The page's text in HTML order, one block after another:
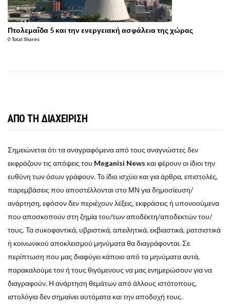
Πτολεμαΐδα 5 και την ενεργειακή ασφάλεια της χώρας
0 Total Shares
ΑΠΟ ΤΗ ΔΙΑΧΕΙΡΙΣΗ
Σημειώνεται ότι τα αναγραφόμενα από τους αναγνώστες δεν
εκφράζουν τις απόψεις του Meganisi News και φέρουν οι ίδιοι την
ευθύνη των όσων γράφουν. Το ίδιο ισχύει και για άρθρα, επιστολές,
παρεμβάσεις που αποστέλλονται στο ΜΝ για δημοσίευση/
ανάρτηση, εφόσον δεν περιέχουν λέξεις, εκφράσεις ή υπονοούμενα
που αποσκοπούν στη ζημία του/των αποδέκτη/αποδεκτών του/
τους. Τα συκοφαντικά, υβριστικά, απειλητικά, εκβιαστικά, ρατσιστικά
ή κοινωνικού αποκλεισμού μηνύματα θα διαγράφονται. Σε
περίπτωση που μας διαφύγει κάποιο από τα μηνύματα αυτά,
παρακαλούμε τον ή τους θιγόμενους να μας ενημερώσουν για να
διαγραφούν. Η ανάρτηση θεμάτων από άλλους ιστότοπους,
ιστολόγια δεν σημαίνει αυτόματα και την αποδοχή τους.